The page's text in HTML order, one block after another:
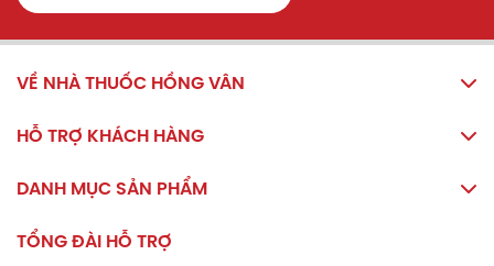
Thông tin thành phần Hàm lượng
Thiên môn đông
VỀ NHÀ THUỐC HỒNG VÂN
HỖ TRỢ KHÁCH HÀNG
DANH MỤC SẢN PHẨM
TỔNG ĐÀI HỖ TRỢ